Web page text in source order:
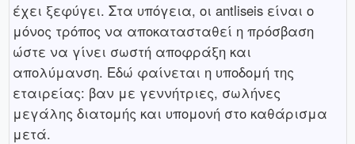
έχει ξεφύγει. Στα υπόγεια, οι antliseis είναι ο
μόνος τρόπος να αποκατασταθεί η πρόσβαση
ώστε να γίνει σωστή αποφράξη και
απολύμανση. Εδώ φαίνεται η υποδομή της
εταιρείας: βαν με γεννήτριες, σωλήνες
μεγάλης διατομής και υπομονή στο καθάρισμα
μετά.